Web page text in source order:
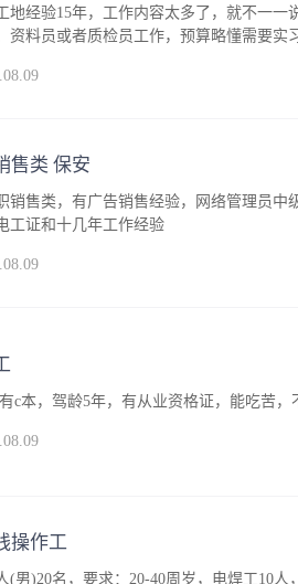
地经验15年，工作内容太多了，就不一
资料员或者质检员工作，预算略懂需要实
售类 保安
销售类，有广告销售经验，网络管理员
工证和十几年工作经验
c本，驾龄5年，有从业资格证，能吃苦
操作工
(男)20名，要求：20-40周岁，电焊工10